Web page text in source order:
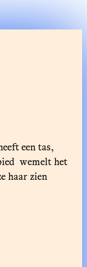
een tas,
wemelt het
haar zien